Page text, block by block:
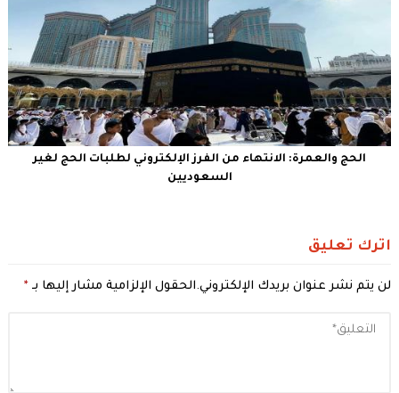
الحج والعمرة: الانتهاء من الفرز الإلكتروني لطلبات الحج لغير
السعوديين
اترك تعليق
لن يتم نشر عنوان بريدك الإلكتروني.الحقول الإلزامية مشار إليها بـ *